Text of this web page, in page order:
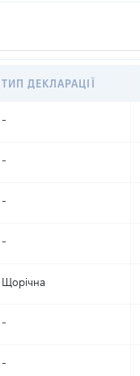
ТИП ДЕКЛАРАЦІЇ
-
-
-
-
Щорічна
-
-